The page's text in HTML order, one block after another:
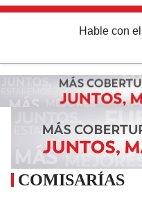
Hable con el
COMISARÍAS